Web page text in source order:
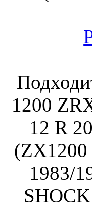
1200
12 R
(ZX1200
1983/